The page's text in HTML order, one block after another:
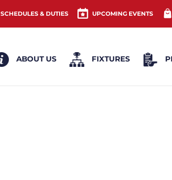
SCHEDULES & DUTIES UPCOMING EVENTS
ABOUT US FIXTURES